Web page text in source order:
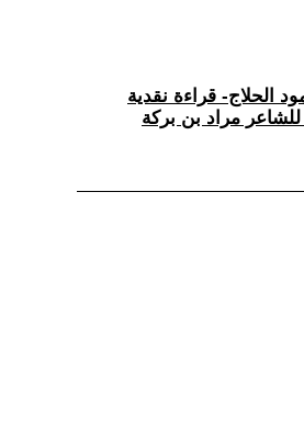
الحلاج- قراءة نقدية
مراد بن بركة